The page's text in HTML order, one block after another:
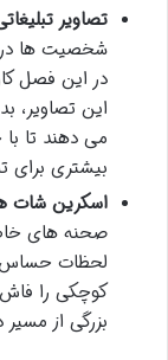
تصاویر
شخصیت ها در
در این فصل
این تصاویر،
می دهند تا
بیشتری برای
اسکرین شات
صحنه های
لحظات حساس
کوچکی را
بزرگی از